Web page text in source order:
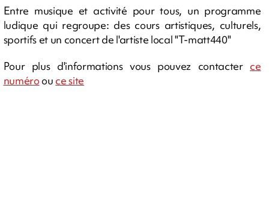
Entre musique et activité pour tous, un programme
ludique qui regroupe: des cours artistiques, culturels,
sportifs et un concert de l'artiste local "T-matt440"
Pour plus d'informations vous pouvez contacter ce
numéro ou ce site